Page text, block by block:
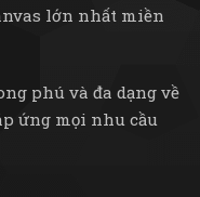
lớn nhất miền
phú và đa dạng về
ứng mọi nhu cầu